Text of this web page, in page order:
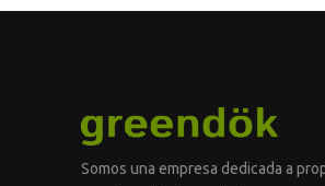
Somos una empresa dedicada a